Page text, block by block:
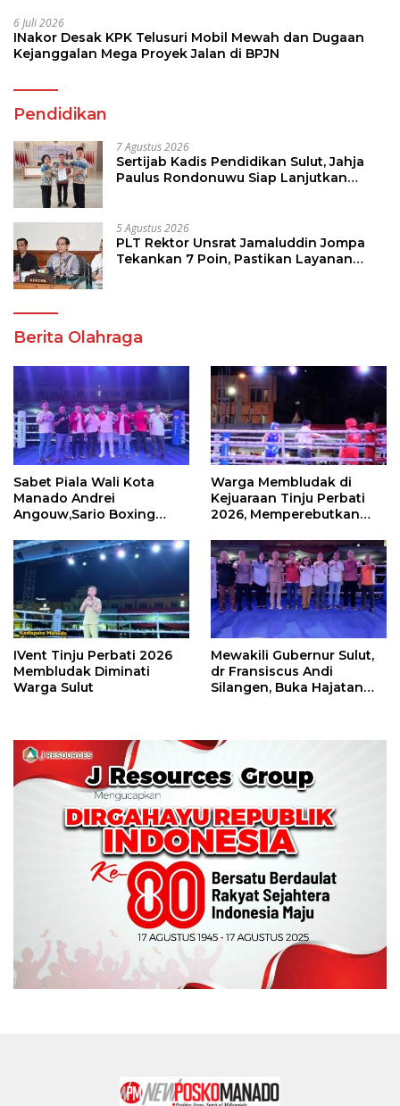
6 Juli 2026
INakor Desak KPK Telusuri Mobil Mewah dan Dugaan
Kejanggalan Mega Proyek Jalan di BPJN
Pendidikan
7 Agustus 2026
Sertijab Kadis Pendidikan Sulut, Jahja
Paulus Rondonuwu Siap Lanjutkan
5 Agustus 2026
PLT Rektor Unsrat Jamaluddin Jompa
Tekankan 7 Poin, Pastikan Layanan
Berita Olahraga
Sabet Piala Wali Kota
Manado Andrei
Angouw,Sario Boxing
Perbati 2026
Warga Membludak di
Kejuaraan Tinju Perbati
2026, Memperebutkan
IVent Tinju Perbati 2026
Membludak Diminati
Warga Sulut
Mewakili Gubernur Sulut,
dr Fransiscus Andi
Silangen, Buka Hajatan